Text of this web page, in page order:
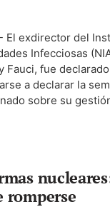
El exdirector del
Infecciosas
Fauci, fue
a declarar la
sobre su
romperse